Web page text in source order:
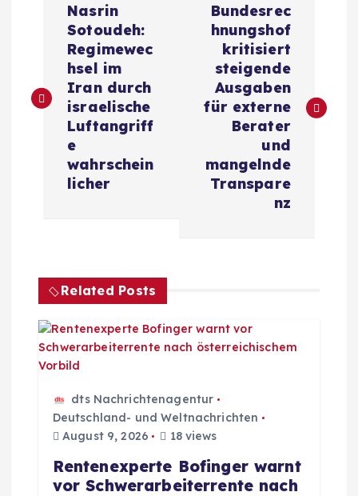
t
s
n
a
Nasrin
Sotoudeh:
Regimewec
hsel im
Iran durch
israelische
Luftangriff
e
wahrschein
licher
Bundesrec
hnungshof
kritisiert
steigende
Ausgaben
für externe
Berater
und
mangelnde
Transpare
nz
Related Posts
dts Nachrichtenagentur
Deutschland- und Weltnachrichten
August 9, 2026
18 views
Rentenexperte Bofinger warnt
vor Schwerarbeiterrente nach